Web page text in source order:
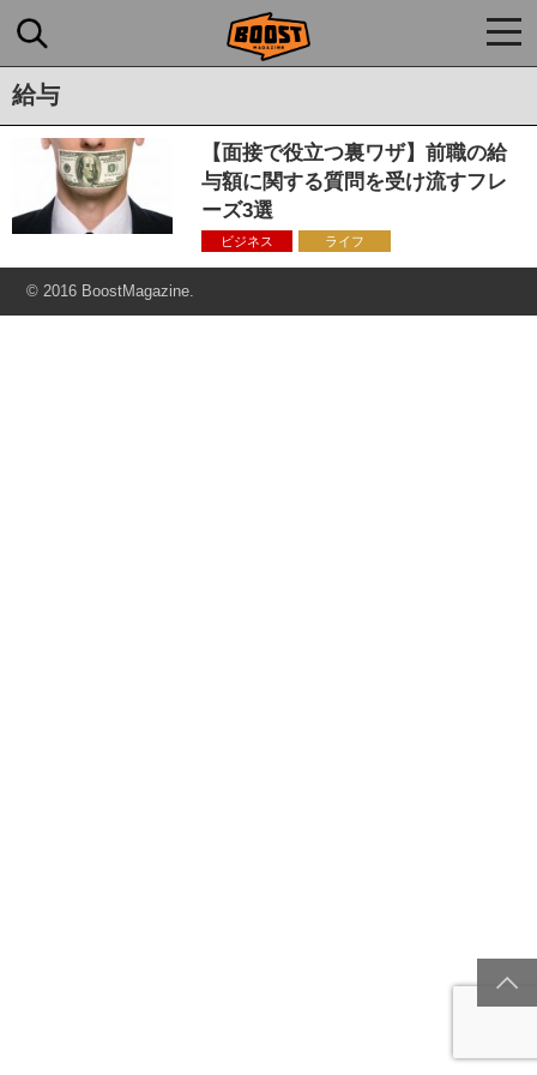
給与
【面接で役立つ裏ワザ】前職の給
与額に関する質問を受け流すフレ
ーズ3選
ビジネス ライフ
© 2016 BoostMagazine.